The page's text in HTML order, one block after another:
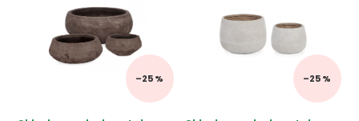
či domov. ✅ krásný nábytek
✅ kvalitní materiály
✅ nejnižší cena ✅ 30 denní
...
nábytek ✅ kvalitní materiály
✅ nejnižší cena...
–25 % –25 %